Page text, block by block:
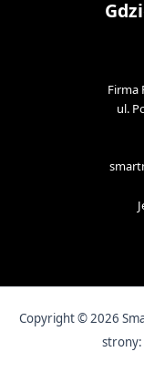
Firma
ul.
Copyright © 2026